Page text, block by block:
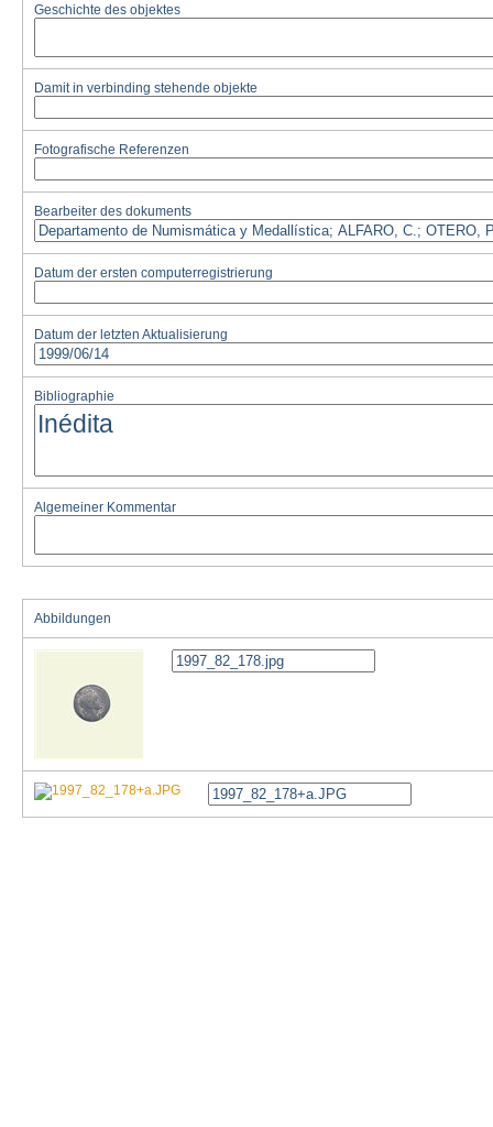
Geschichte des objektes
Damit in verbinding stehende objekte
Fotografische Referenzen
Bearbeiter des dokuments
Datum der ersten computerregistrierung
Datum der letzten Aktualisierung
Bibliographie
Algemeiner Kommentar
Abbildungen